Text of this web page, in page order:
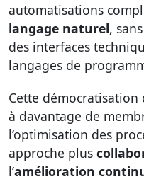
automatisations
langage naturel,
des interfaces
langages de
Cette démocratisation
à davantage de
l’optimisation des
approche plus
l’amélioration